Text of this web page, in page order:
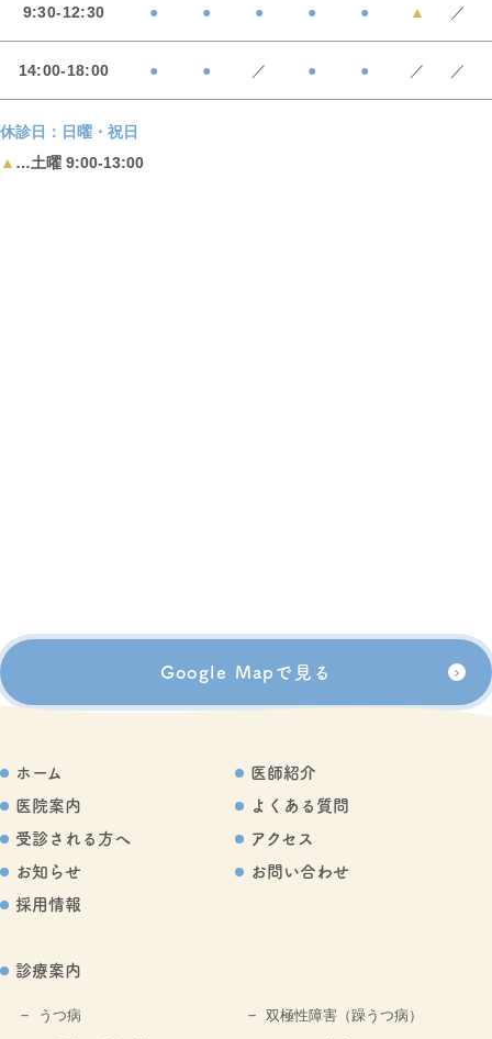
9:30-12:30 ● ● ● ● ● ▲ ／
14:00-18:00 ● ● ／ ● ● ／ ／
休診日：日曜・祝日
▲ …土曜 9:00-13:00
Google Mapで見る
ホーム
医師紹介
医院案内
よくある質問
受診される方へ
アクセス
お知らせ
お問い合わせ
採用情報
診療案内
うつ病
双極性障害（躁うつ病）